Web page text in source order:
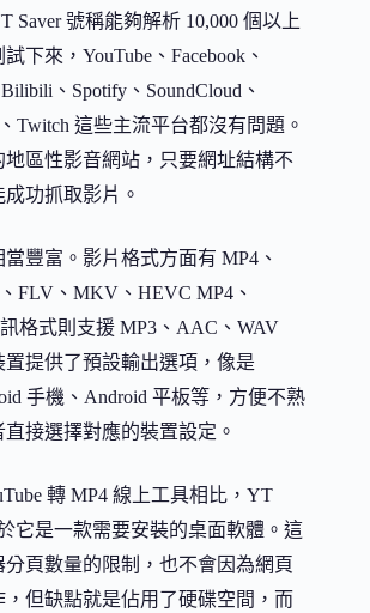
Saver 號稱能夠解析 10,000 個以上
下來，YouTube、Facebook、
、Spotify、SoundCloud、
Twitch 這些主流平台都沒有問題。
區性影音網站，只要網址結構不
功抓取影片。
豐富。影片格式方面有 MP4、
FLV、MKV、HEVC MP4、
格式則支援 MP3、AAC、WAV
提供了預設輸出選項，像是
手機、Android 平板等，方便不熟
接選擇對應的裝置設定。
轉 MP4 線上工具相比，YT
它是一款需要安裝的桌面軟體。這
頁數量的限制，也不會因為網頁
但缺點就是佔用了硬碟空間，而